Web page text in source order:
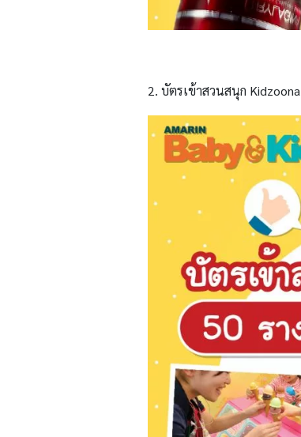
2. บัตรเข้าสวนสนุก Kidzoona